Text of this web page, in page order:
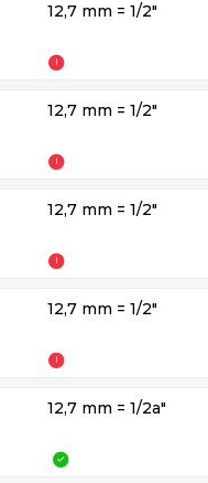
12,7 mm = 1/2″
12,7 mm = 1/2″
12,7 mm = 1/2″
12,7 mm = 1/2″
12,7 mm = 1/2a″